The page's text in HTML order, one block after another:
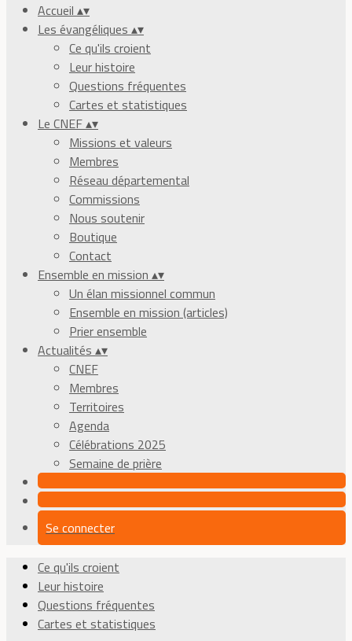
Accueil ▴▾
Les évangéliques ▴▾
Ce qu'ils croient
Leur histoire
Questions fréquentes
Cartes et statistiques
Le CNEF▴▾
Missions et valeurs
Membres
Réseau départemental
Commissions
Nous soutenir
Boutique
Contact
Ensemble en mission ▴▾
Un élan missionnel commun
Ensemble en mission (articles)
Prier ensemble
Actualités ▴▾
CNEF
Membres
Territoires
Agenda
Célébrations 2025
Semaine de prière
Se connecter
Ce qu'ils croient
Leur histoire
Questions fréquentes
Cartes et statistiques